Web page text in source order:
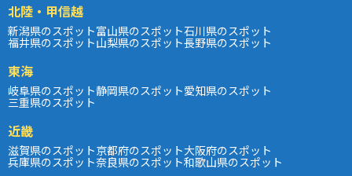
北陸・甲信越
新潟県のスポット富山県のスポット石川県のスポット
福井県のスポット山梨県のスポット長野県のスポット
東海
岐阜県のスポット静岡県のスポット愛知県のスポット
三重県のスポット
近畿
滋賀県のスポット京都府のスポット大阪府のスポット
兵庫県のスポット奈良県のスポット和歌山県のスポット